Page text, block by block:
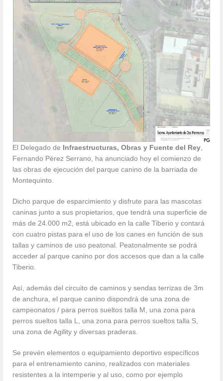
El Delegado de Infraestructuras, Obras y Fuente del Rey
Fernando Pérez Serrano, ha anunciado hoy el comienzo de
las obras de ejecución del parque canino de la barriada de
Montequinto.
Dicho parque de esparcimiento y disfrute para las mascotas
caninas junto a sus propietarios, que tendrá una superficie de
más de 24.000 m2, está ubicado en la calle Tiberio y contará
con cuatro pistas para el uso de los canes en función de sus
tallas y caminos de uso peatonal. Peatonalmente se podrá
acceder al parque canino por dos accesos que dan a la calle
Tiberio.
Así, además del circuito de caminos y sendas terrizas de 3m
de anchura, el parque canino dispondrá de una zona de
campeonatos / para perros sueltos talla M, una zona para
perros sueltos talla L, una zona para perros sueltos talla S,
una zona de Agility y diversas praderas.
Se prevén elementos o equipamiento deportivo específicos
para el entrenamiento canino, realizados con materiales
resistentes a la intemperie y al uso, como por ejemplo